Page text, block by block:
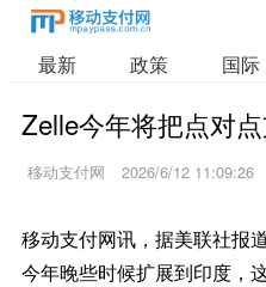
最新 政策 国际
Zelle今年将把点对
移动支付网 2026/6/12 11:09:26
移动支付网讯，据美联社报
今年晚些时候扩展到印度，